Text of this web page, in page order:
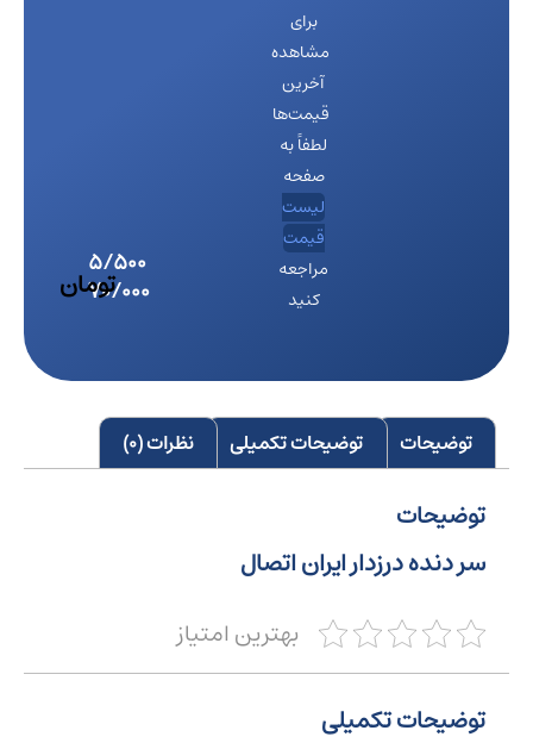
برای
مشاهده
آخرین
قیمت‌ها
لطفاً به
صفحه
لیست
قیمت
مراجعه
کنید
توضیحات توضیحات تکمیلی نظرات (0)
توضیحات
سر دنده درزدار ایران اتصال
بهترین امتیاز
توضیحات تکمیلی